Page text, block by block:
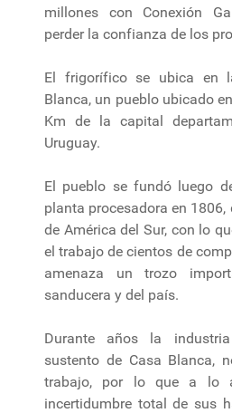
millones con Conexión
perder la confianza de los
El frigorífico se ubica en
Blanca, un pueblo ubicado
Km de la capital
Uruguay.
El pueblo se fundó luego
planta procesadora en
de América del Sur, con lo
el trabajo de cientos de
amenaza un trozo
sanducera y del país.
Durante años la
sustento de Casa Blanca,
trabajo, por lo que a lo
incertidumbre total de sus